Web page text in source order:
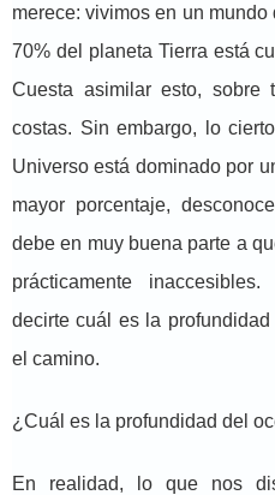
merece: vivimos en un
70% del planeta Tierra está
Cuesta asimilar esto,
costas. Sin embargo, lo
Universo está dominado por
mayor porcentaje,
debe en muy buena parte a
prácticamente
decirte cuál es la
el camino.
¿Cuál es la profundidad del
En realidad, lo que nos